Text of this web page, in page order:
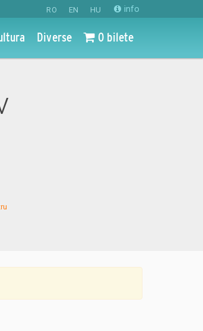
RO EN HU info
Diverse 0 bilete